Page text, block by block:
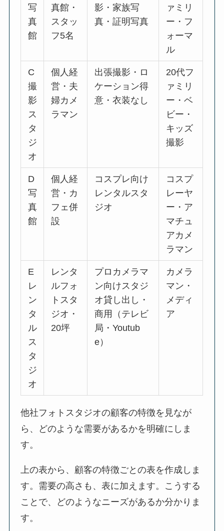
写
真
館
真館・
スタッ
フ5名
影・家族写
真・証明写真
ァミリ
ー・フ
ォーマ
ル
C
撮
影
ス
タ
ジ
オ
個人経
営・夫
婦カメ
ラマン
出張撮影・ロ
ケーション得
意・衣装なし
20代フ
ァミリ
ー・ベ
ビー・
キッズ
撮影
D
写
真
館
個人経
営・カ
フェ併
設
コスプレ向け
レンタルスタ
ジオ
コスプ
レーヤ
ー・ア
マチュ
アカメ
ラマン
E
レ
ン
タ
ル
ス
タ
ジ
オ
レンタ
ルフォ
トスタ
ジオ・
20坪
プロカメラマ
ン向けスタジ
オ貸し出し・
商用（テレビ
局・Youtub
e）
カメラ
マン・
メディ
ア
他社フォトスタジオの顧客の特徴を見なが
ら、どのような需要があるかを明確にしま
す。
上の表から、顧客の特徴ごとの表を作成しま
す。需要の高さも、表に加えます。こうする
ことで、どのようなニーズがあるか分かりま
す。